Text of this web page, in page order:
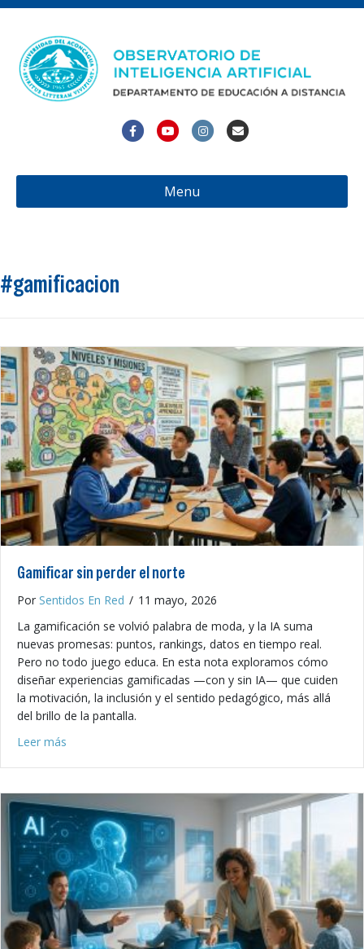
FacebookYoutubeInstagramEmail
Menu
#gamificacion
Gamificar sin perder el norte
Por Sentidos En Red / 11 mayo, 2026
La gamificación se volvió palabra de moda, y la IA suma
nuevas promesas: puntos, rankings, datos en tiempo real.
Pero no todo juego educa. En esta nota exploramos cómo
diseñar experiencias gamificadas —con y sin IA— que cuiden
la motivación, la inclusión y el sentido pedagógico, más allá
del brillo de la pantalla.
Leer más